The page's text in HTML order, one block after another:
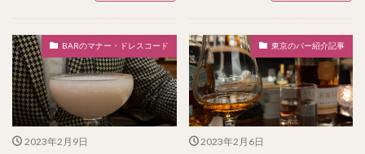
BARのマナー・ドレスコード
2023年2月9日
東京のバー紹介記事
2023年2月6日